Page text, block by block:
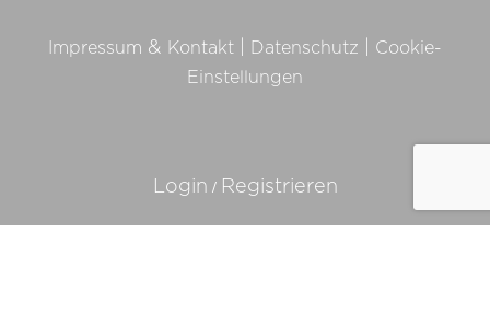
Impressum & Kontakt Datenschutz
Cookie-
Einstellungen
Login / Registrieren